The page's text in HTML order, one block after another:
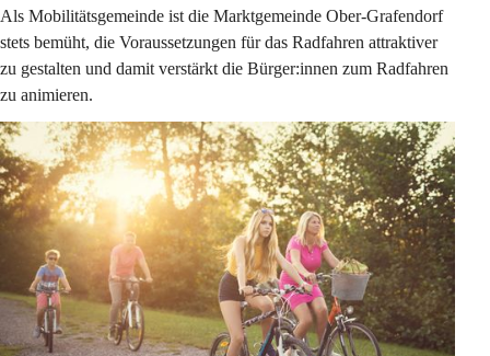
Als Mobilitätsgemeinde ist die Marktgemeinde Ober-Grafendorf
stets bemüht, die Voraussetzungen für das Radfahren attraktiver
zu gestalten und damit verstärkt die Bürger:innen zum Radfahren
zu animieren.